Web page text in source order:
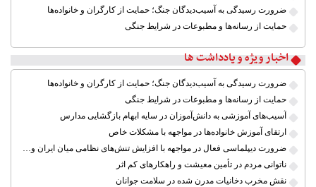
ضرورت رسیدگی به آسیب‌دیدگان جنگ؛ حمایت از کارگران و خانواده‌ها
حمایت از رسانه‌ها و مطبوعات در شرایط جنگی
اخبار ویژه و یادداشت ها
ضرورت رسیدگی به آسیب‌دیدگان جنگ؛ حمایت از کارگران و خانواده‌ها
حمایت از رسانه‌ها و مطبوعات در شرایط جنگی
آسیب‌های آموزشی به دانش‌آموزان در سایه ابهام بازگشایی مدارس
ارتقای آموزش خانواده‌ها در مواجهه با مشکلات خاص
ضرورت دیپلماسی فعال در مواجهه با افزایش تنش‌های نظامی میان ایران و آمریکا
ناتوانی مردم در تأمین معیشت و راهکارهای کم اثر
نقش مخرب دخانیات مدرن شده در سلامت جوانان